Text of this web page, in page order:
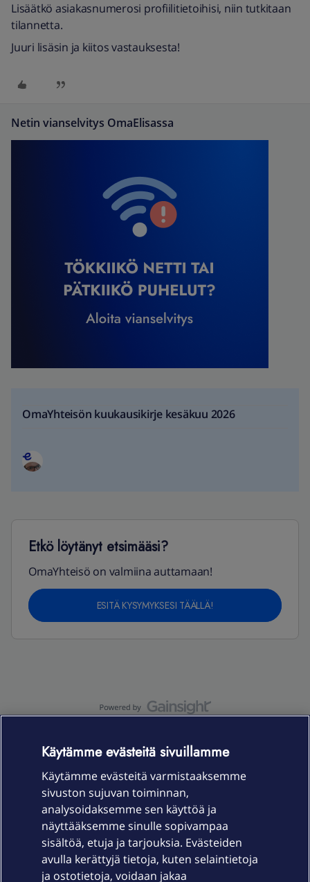
Lisäätkö asiakasnumerosi profiilitietoihisi, niin tutkitaan
tilannetta.
Juuri lisäsin ja kiitos vastauksesta!
Netin vianselvitys OmaElisassa
OmaYhteisön kuukausikirje kesäkuu 2026
Etkö löytänyt etsimääsi?
OmaYhteisö on valmiina auttamaan!
ESITÄ KYSYMYKSESI TÄÄLLÄ!
Laitteet & liittymät
Palvelut
Käytämme evästeitä sivuillamme
Käytämme evästeitä varmistaaksemme
sivuston sujuvan toiminnan,
analysoidaksemme sen käyttöä ja
näyttääksemme sinulle sopivampaa
sisältöä, etuja ja tarjouksia. Evästeiden
avulla kerättyjä tietoja, kuten selaintietoja
ja ostotietoja, voidaan jakaa